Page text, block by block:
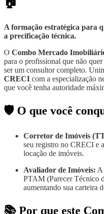
A formação estratégica para
a precificação técnica.
O Combo Mercado
para o profissional que não
ser um consultor completo.
CRECI com a especialização
que você tenha autoridade
🛡️ O que você
Corretor de Imóveis
seu registro no CRECI e
locação de imóveis.
Avaliador de Imóveis: A
PTAM (Parecer Técnico
aumentando sua carteira
📚 Por que este